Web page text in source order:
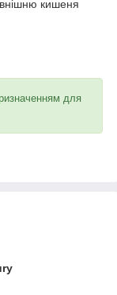
кишеня
для